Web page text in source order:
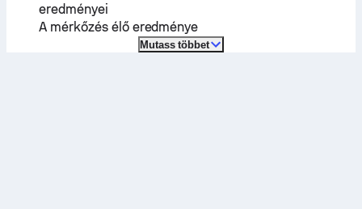
eredményei
A mérkőzés élő eredménye
Mutass többet